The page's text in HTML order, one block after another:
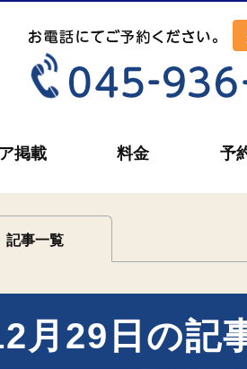
掲載 料金 予
記事一覧
月29日の記